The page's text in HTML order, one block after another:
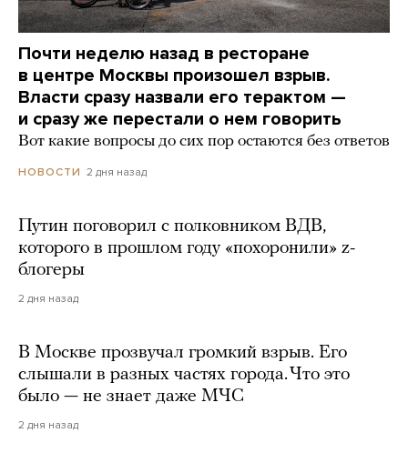
Почти неделю назад в ресторане
в центре Москвы произошел взрыв.
Власти сразу назвали его терактом —
и сразу же перестали о нем говорить
Вот какие вопросы до сих пор остаются без ответов
НОВОСТИ 2 дня назад
Путин поговорил с полковником ВДВ,
которого в прошлом году «похоронили» z-
блогеры
2 дня назад
В Москве прозвучал громкий взрыв. Его
слышали в разных частях города. Что это
было — не знает даже МЧС
2 дня назад